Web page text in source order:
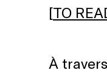
[TO
À